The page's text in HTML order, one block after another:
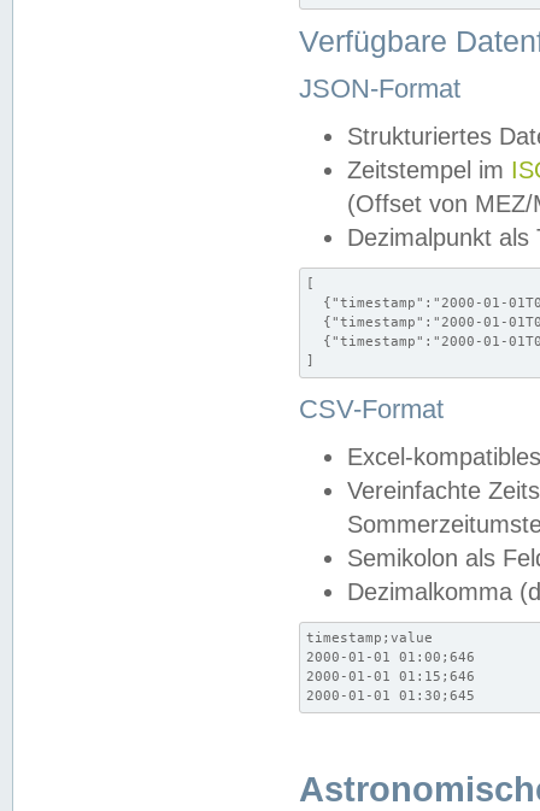
Verfügbare
JSON-Format
Strukturiertes
Zeitstempel im
(Offset von MEZ/
Dezimalpunkt als
[
{"timestamp":"2000-01-
{"timestamp":"2000-01-
{"timestamp":"2000-01-
]
CSV-Format
Excel-
Vereinfachte
Semikolon als
Dezimalkomma
timestamp;value
2000-01-01 01:00;646
2000-01-01 01:15;646
2000-01-01 01:30;645